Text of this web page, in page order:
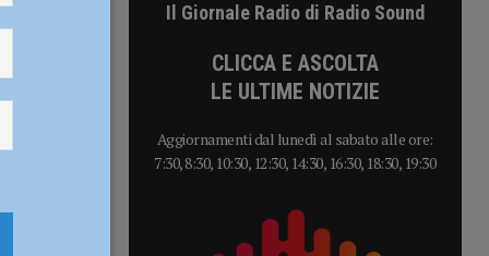
Il Giornale Radio di Radio Sound
CLICCA E ASCOLTA
LE ULTIME NOTIZIE
Aggiornamenti dal lunedì al sabato alle ore:
7:30, 8:30, 10:30, 12:30, 14:30, 16:30, 18:30, 19:30